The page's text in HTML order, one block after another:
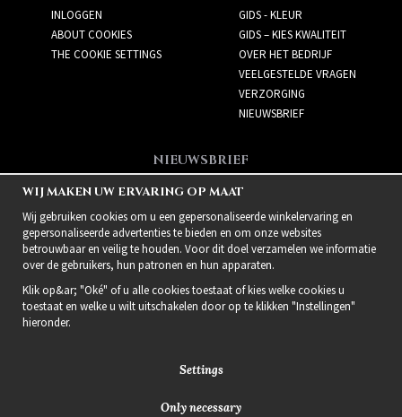
INLOGGEN
ABOUT COOKIES
THE COOKIE SETTINGS
GIDS - KLEUR
GIDS – KIES KWALITEIT
OVER HET BEDRIJF
VEELGESTELDE VRAGEN
VERZORGING
NIEUWSBRIEF
NIEUWSBRIEF
Meld je aan voor de
nieuwsbrief!
WIJ MAKEN UW ERVARING OP MAAT
Wij gebruiken cookies om u een gepersonaliseerde winkelervaring en
gepersonaliseerde advertenties te bieden en om onze websites
betrouwbaar en veilig te houden. Voor dit doel verzamelen we informatie
over de gebruikers, hun patronen en hun apparaten.
Klik op&ar; "Oké" of u alle cookies toestaat of kies welke cookies u
toestaat en welke u wilt uitschakelen door op te klikken "Instellingen"
hieronder.
Settings
Only necessary